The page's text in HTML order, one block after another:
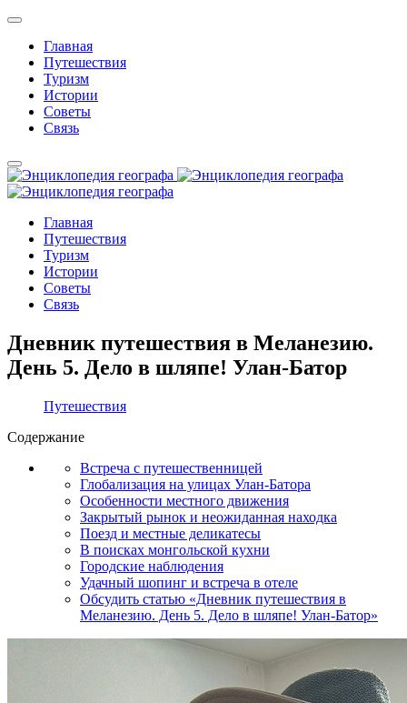
Главная
Путешествия
Туризм
Истории
Советы
Связь
Главная
Путешествия
Туризм
Истории
Советы
Связь
Дневник путешествия в Меланезию.
День 5. Дело в шляпе! Улан-Батор
Путешествия
Содержание
Встреча с путешественницей
Глобализация на улицах Улан-Батора
Особенности местного движения
Закрытый рынок и неожиданная находка
Поезд и местные деликатесы
В поисках монгольской кухни
Городские наблюдения
Удачный шопинг и встреча в отеле
Обсудить статью «Дневник путешествия в
Меланезию. День 5. Дело в шляпе! Улан-Батор»